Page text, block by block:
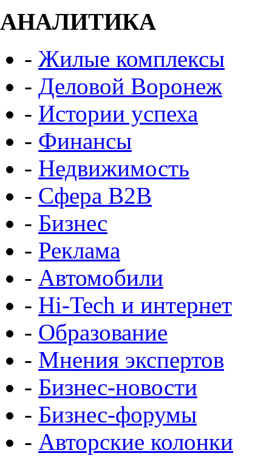
АНАЛИТИКА
- Жилые комплексы
- Деловой Воронеж
- Истории успеха
- Финансы
- Недвижимость
- Сфера B2B
- Бизнес
- Реклама
- Автомобили
- Hi-Tech и интернет
- Образование
- Мнения экспертов
- Бизнес-новости
- Бизнес-форумы
- Авторские колонки